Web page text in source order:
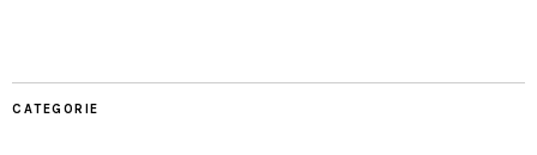
CATEGORIE